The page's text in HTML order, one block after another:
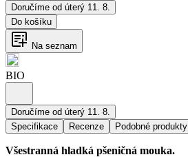
Doručíme od úterý 11. 8.
Do košíku
Na seznam
BIO
Doručíme od úterý 11. 8.
Specifikace
Recenze Podobné produkty
Všestranná hladká pšeničná mouka.